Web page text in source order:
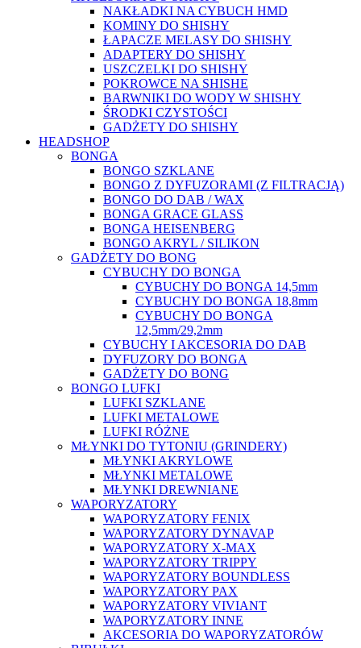
NAKŁADKI NA CYBUCH HMD
KOMINY DO SHISHY
ŁAPACZE MELASY DO SHISHY
ADAPTERY DO SHISHY
USZCZELKI DO SHISHY
POKROWCE NA SHISHE
BARWNIKI DO WODY W SHISHY
ŚRODKI CZYSTOŚCI
GADŻETY DO SHISHY
HEADSHOP
BONGA
BONGO SZKLANE
BONGO Z DYFUZORAMI (Z FILTRACJĄ)
BONGO DO DAB / WAX
BONGA GRACE GLASS
BONGA HEISENBERG
BONGO AKRYL / SILIKON
GADŻETY DO BONG
CYBUCHY DO BONGA
CYBUCHY DO BONGA 14,5mm
CYBUCHY DO BONGA 18,8mm
CYBUCHY DO BONGA
12,5mm/29,2mm
CYBUCHY I AKCESORIA DO DAB
DYFUZORY DO BONGA
GADŻETY DO BONG
BONGO LUFKI
LUFKI SZKLANE
LUFKI METALOWE
LUFKI RÓŻNE
MŁYNKI DO TYTONIU (GRINDERY)
MŁYNKI AKRYLOWE
MŁYNKI METALOWE
MŁYNKI DREWNIANE
WAPORYZATORY
WAPORYZATORY FENIX
WAPORYZATORY DYNAVAP
WAPORYZATORY X-MAX
WAPORYZATORY TRIPPY
WAPORYZATORY BOUNDLESS
WAPORYZATORY PAX
WAPORYZATORY VIVIANT
WAPORYZATORY INNE
AKCESORIA DO WAPORYZATORÓW